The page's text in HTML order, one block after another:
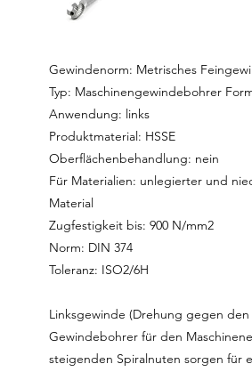
Gewindenorm: Metrisches
Typ: Maschinengewindebohrer
Anwendung: links
Produktmaterial: HSSE
Oberflächenbehandlung: nein
Für Materialien: unlegierter und
Material
Zugfestigkeit bis: 900 N/mm2
Norm: DIN 374
Toleranz: ISO2/6H
Linksgewinde (Drehung gegen den
Gewindebohrer für den
steigenden Spiralnuten sorgen für